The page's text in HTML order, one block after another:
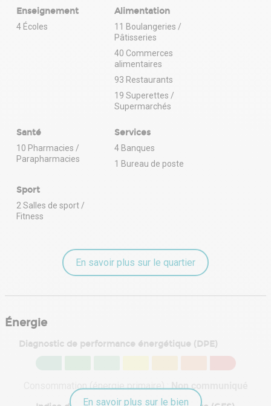
Enseignement
4 Écoles
Alimentation
11 Boulangeries /
Pâtisseries
40 Commerces
alimentaires
93 Restaurants
19 Superettes /
Supermarchés
Santé
10 Pharmacies /
Parapharmacies
Services
4 Banques
1 Bureau de poste
Sport
2 Salles de sport /
Fitness
En savoir plus sur le quartier
Énergie
Diagnostic de performance énergétique (DPE)
Consommation (énergie primaire) :Non communiqué
En savoir plus sur le bien